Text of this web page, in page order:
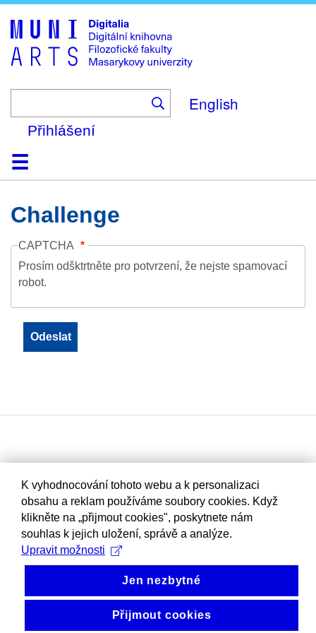
to
main
content
English
Přihlášení
DomůKolekce
Prohlížení
Vyhledávání
O platformě
Nápověda
KontaktDigitalia
Challenge
CAPTCHA
Prosím odšktrtněte pro potvrzení, že nejste spamovací
robot.
K vyhodnocování tohoto webu a k personalizaci
obsahu a reklam používáme soubory cookies. Když
klikněte na „přijmout cookies", poskytnete nám
souhlas k jejich uložení, správě a analýze.
Upravit možnosti
Jen nezbytné
Přijmout cookies